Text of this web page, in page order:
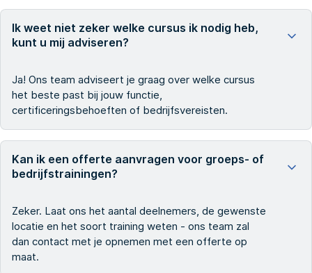
Ik weet niet zeker welke cursus ik nodig heb,
kunt u mij adviseren?
Ja! Ons team adviseert je graag over welke cursus
het beste past bij jouw functie,
certificeringsbehoeften of bedrijfsvereisten.
Kan ik een offerte aanvragen voor groeps- of
bedrijfstrainingen?
Zeker. Laat ons het aantal deelnemers, de gewenste
locatie en het soort training weten - ons team zal
dan contact met je opnemen met een offerte op
maat.